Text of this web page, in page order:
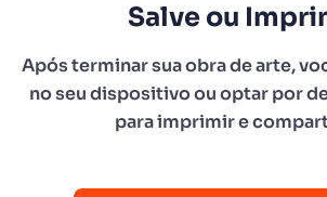
Salve ou
Após terminar sua obra de arte,
no seu dispositivo ou optar por
para imprimir e